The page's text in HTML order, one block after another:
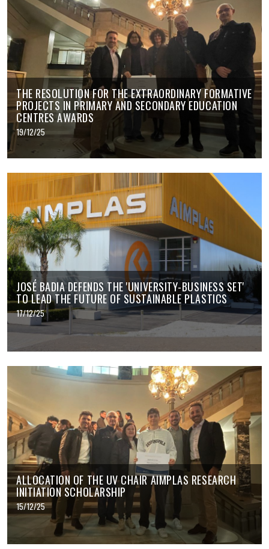
THE RESOLUTION FOR THE EXTRAORDINARY FORMATIVE
PROJECTS IN PRIMARY AND SECONDARY EDUCATION
CENTRES AWARDS
19/12/25
JOSÉ BADIA DEFENDS THE 'UNIVERSITY-BUSINESS SET'
TO LEAD THE FUTURE OF SUSTAINABLE PLASTICS
17/12/25
ALLOCATION OF THE UV CHAIR AIMPLAS RESEARCH
INITIATION SCHOLARSHIP
15/12/25